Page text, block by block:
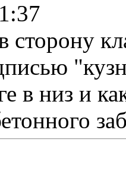
сторону
в низ и